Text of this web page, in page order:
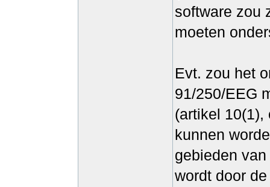
software zou
moeten
Evt. zou het
91/250/EEG
(artikel 10(1),
kunnen
gebieden
wordt door